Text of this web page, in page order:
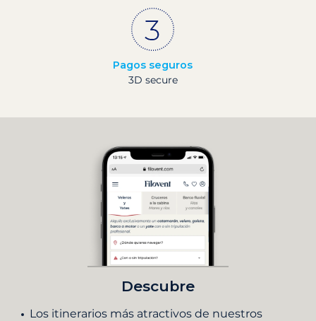
Pagos seguros
3D secure
Descubre
Los itinerarios más atractivos de nuestros